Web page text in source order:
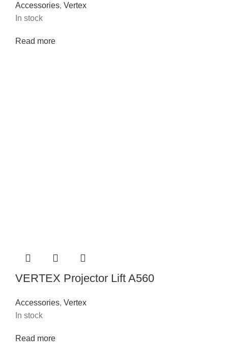
Accessories, Vertex
In stock
Read more
VERTEX Projector Lift A560
Accessories, Vertex
In stock
Read more